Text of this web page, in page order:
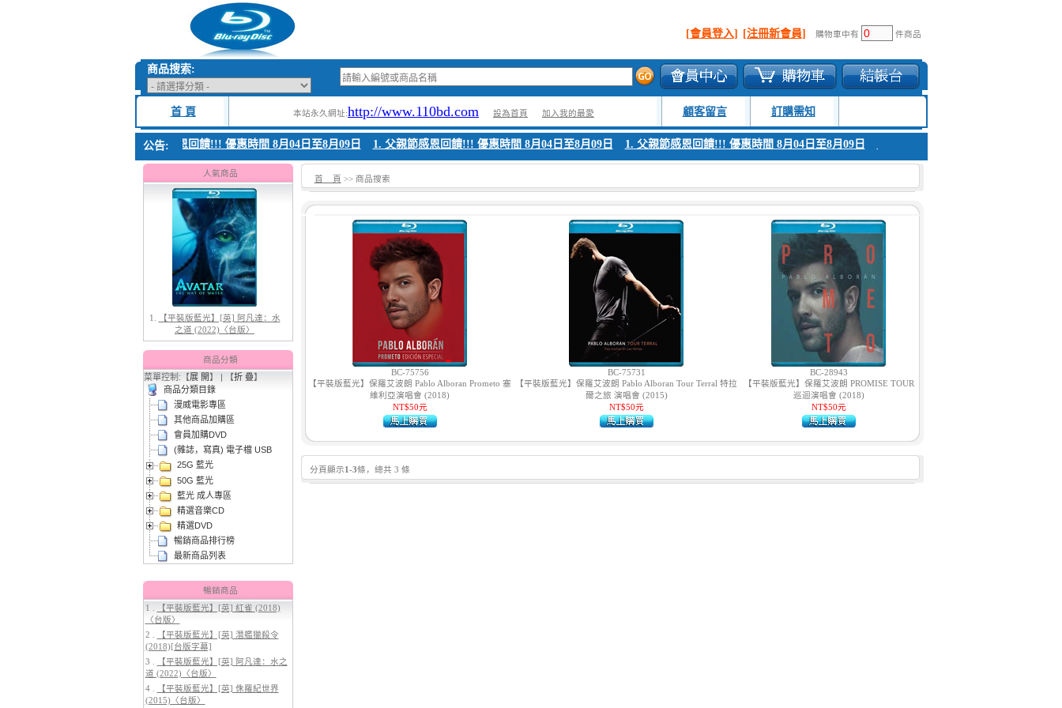
[會員登入] [注冊新會員] 購物車中有 件商品
商品搜索:
首 頁 本站永久網址:http://www.110bd.com 設為首頁 加入我的最愛 顧客留言 訂購需知
公告:
1. 父親節感恩回饋!!! 優惠時間 8月04日至8月09日 1. 父親節感恩回饋!!! 優惠時間 8月04日至8月09日 1. 父親節感恩回饋!!! 優惠時間 8月04日至8月09日
人氣商品
1.
【平裝版藍光】[英] 阿凡達：水
之道 (2022)〈台版〉
2.
【平裝版藍光】[英] 阿凡達3：火
與燼 (2025)(Atmos 版)〈台版〉
3. 【平裝版藍光】[英] 太空超人
(2026)
商品分類
菜單控制:【展 開】 | 【折 疊】
商品分類目錄
漫威電影專區
其他商品加購區
會員加購DVD
(雜誌，寫真) 電子檔 USB
25G 藍光
50G 藍光
藍光 成人專區
精選音樂CD
精選DVD
暢銷商品排行榜
最新商品列表
暢銷商品
1 .
【平裝版藍光】[英] 紅雀 (2018)
〈台版〉
2 .
【平裝版藍光】[英] 潛艦獵殺令
(2018)[台版字幕]
3 .
【平裝版藍光】[英] 阿凡達：水之
道 (2022)〈台版〉
4 .
【平裝版藍光】[英] 侏羅紀世界
(2015)〈台版〉
首 頁 >> 商品搜索
BC-75756
【平裝版藍光】保羅艾波朗 Pablo Alboran Prometo 塞
維利亞演唱會 (2018)
NT$50元
BC-75731
【平裝版藍光】保羅艾波朗 Pablo Alboran Tour Terral 特拉
爾之旅 演唱會 (2015)
NT$50元
BC-28943
【平裝版藍光】保羅艾波朗 PROMISE TOUR
巡迴演唱會 (2018)
NT$50元
分頁顯示1 -3條，總共 3 條